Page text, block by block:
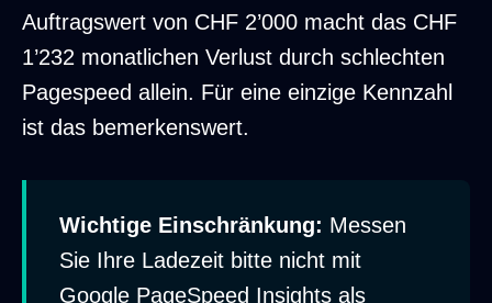
Auftragswert von CHF 2’000 macht das CHF
1’232 monatlichen Verlust durch schlechten
Pagespeed allein. Für eine einzige Kennzahl
ist das bemerkenswert.
Wichtige Einschränkung: Messen
Sie Ihre Ladezeit bitte nicht mit
Google PageSpeed Insights als